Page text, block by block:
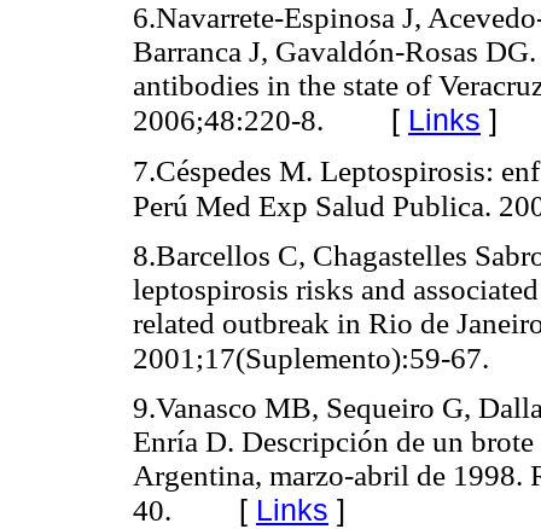
6.Navarrete-Espinosa J,
Barranca J, Gavaldón-Rosas
antibodies in the state of
2006;48:220-8. [ Links ]
7.Céspedes M. Leptospirosis:
Perú Med Exp Salud Publica.
8.Barcellos C, Chagastelles
leptospirosis risks and
related outbreak in Rio de
2001;17(Suplemento):59-67.
9.Vanasco MB, Sequeiro G,
Enría D. Descripción de un
Argentina, marzo-abril de 1998.
40. [ Links ]